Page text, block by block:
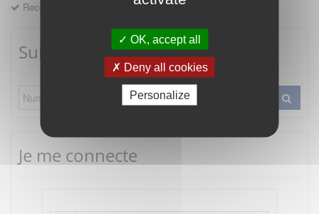
OK, accept all
Deny all cookies
Personalize
Recours
Suivre mes démarches
Je me connecte